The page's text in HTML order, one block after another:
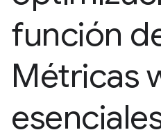
función
Métricas